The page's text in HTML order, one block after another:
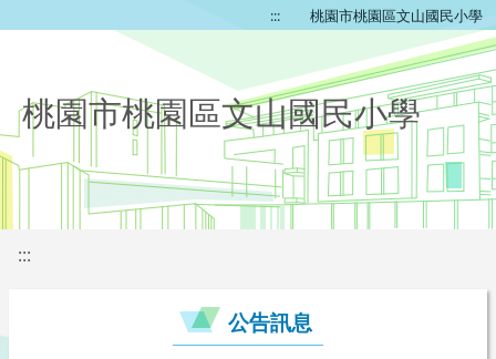
::: 桃園市桃園區文山國民小學
桃園市桃園區文山國民小學
:::
公告訊息